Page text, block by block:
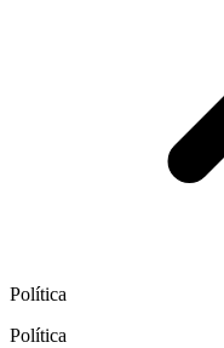
Política
Política